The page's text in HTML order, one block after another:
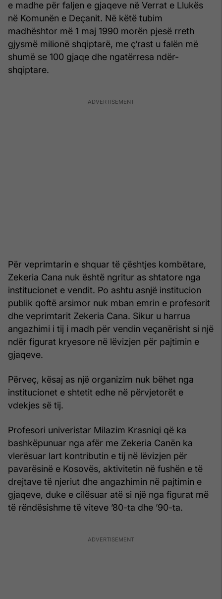
e madhe për faljen e gjaqeve në Verrat e Llukës
në Komunën e Deçanit. Në këtë tubim
madhështor më 1 maj 1990 morën pjesë rreth
gjysmë milionë shqiptarë, me ç‘rast u falën më
shumë se 100 gjaqe dhe ngatërresa ndër-
shqiptare.
Për veprimtarin e shquar të çështjes kombëtare,
Zekeria Cana nuk është ngritur as shtatore nga
institucionet e vendit. Po ashtu asnjë institucion
publik qoftë arsimor nuk mban emrin e profesorit
dhe veprimtarit Zekeria Cana. Sikur u harrua
angazhimi i tij i madh për vendin veçanërisht si një
ndër figurat kryesore në lëvizjen për pajtimin e
gjaqeve.
Përveç, kësaj as një organizim nuk bëhet nga
institucionet e shtetit edhe në përvjetorët e
vdekjes së tij.
Profesori univeristar Milazim Krasniqi që ka
bashkëpunuar nga afër me Zekeria Canën ka
vlerësuar lart kontributin e tij në lëvizjen për
pavarësinë e Kosovës, aktivitetin në fushën e të
drejtave të njeriut dhe angazhimin në pajtimin e
gjaqeve, duke e cilësuar atë si një nga figurat më
të rëndësishme të viteve ’80-ta dhe ’90-ta.